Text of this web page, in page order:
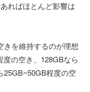
ればほとんど影響は
きを維持するのが理想
の空き、128GBなら
25GB~50GB程度の空